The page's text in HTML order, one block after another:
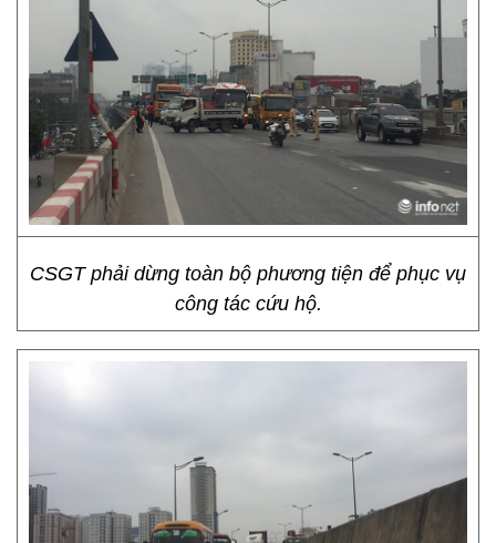
CSGT phải dừng toàn bộ phương tiện để phục vụ
công tác cứu hộ.